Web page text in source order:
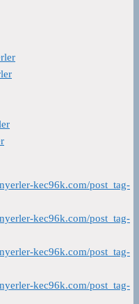
kec96k.com/post_tag-
kec96k.com/post_tag-
kec96k.com/post_tag-
kec96k.com/post_tag-